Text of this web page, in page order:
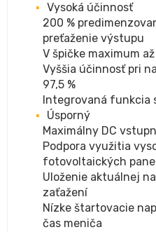
Vysoká účinnosť
200 %
preťaženie výstupu
V špičke maximum
Vyššia účinnosť pri
97,5 %
Integrovaná funkcia
Úsporný
Maximálny DC
Podpora využitia
fotovoltaických
Uloženie aktuálnej
zaťažení
Nízke štartovacie
čas meniča